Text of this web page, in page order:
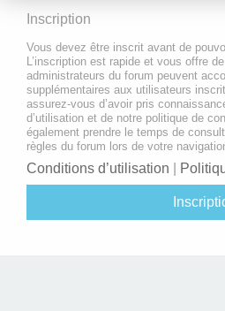
Inscription
Vous devez être inscrit avant de
L’inscription est rapide et vous offre
administrateurs du forum peuvent
supplémentaires aux utilisateurs
assurez-vous d’avoir pris
d’utilisation et de notre politique de
également prendre le temps de
règles du forum lors de votre
Conditions d’utilisation